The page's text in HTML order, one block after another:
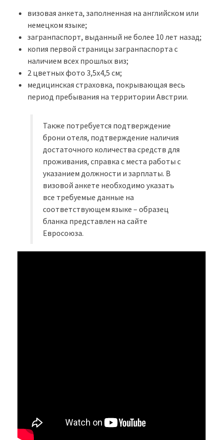
визовая анкета, заполненная на английском или
немецком языке;
загранпаспорт, выданный не более 10 лет назад;
копия первой страницы загранпаспорта с
наличием всех прошлых виз;
2 цветных фото 3,5х4,5 см;
медицинская страховка, покрывающая весь
период пребывания на территории Австрии.
Также потребуется подтверждение
брони отеля, подтверждение наличия
достаточного количества средств для
проживания, справка с места работы с
указанием должности и зарплаты. В
визовой анкете необходимо указать
все требуемые данные на
соответствующем языке – образец
бланка представлен на сайте
Евросоюза.